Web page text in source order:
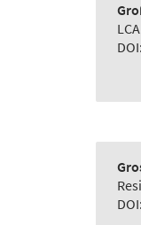
DOI:
DOI: